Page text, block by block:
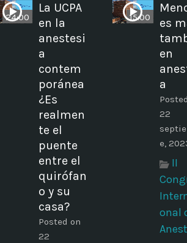
24:00
La UCPA
en la
anestesi
a
contem
poránea
¿Es
realmen
te el
puente
entre el
quirófan
o y su
casa?
Posted on
22
15:00
es
en
a
22
e,
II
onal